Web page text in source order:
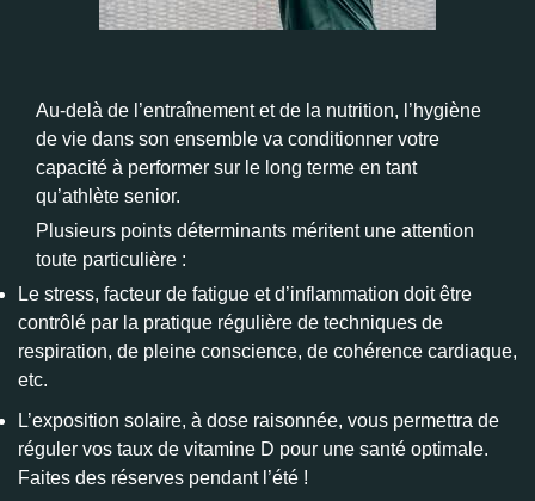
Au-delà de l’entraînement et de la nutrition, l’hygiène
de vie dans son ensemble va conditionner votre
capacité à performer sur le long terme en tant
qu’athlète senior.
Plusieurs points déterminants méritent une attention
toute particulière :
Le stress, facteur de fatigue et d’inflammation doit être
contrôlé par la pratique régulière de techniques de
respiration, de pleine conscience, de cohérence cardiaque,
etc.
L’exposition solaire, à dose raisonnée, vous permettra de
réguler vos taux de vitamine D pour une santé optimale.
Faites des réserves pendant l’été !